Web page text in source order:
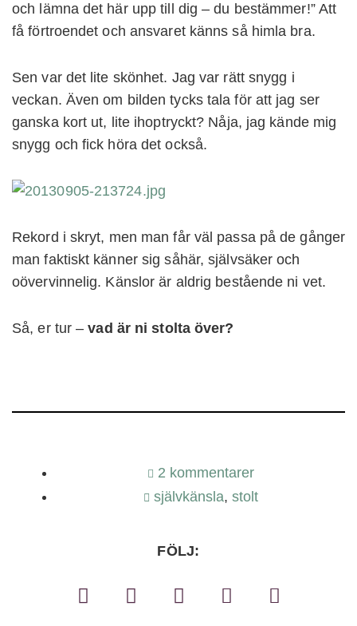
och lämna det här upp till dig – du bestämmer!” Att
få förtroendet och ansvaret känns så himla bra.
Sen var det lite skönhet. Jag var rätt snygg i
veckan. Även om bilden tycks tala för att jag ser
ganska kort ut, lite ihoptryckt? Nåja, jag kände mig
snygg och fick höra det också.
Rekord i skryt, men man får väl passa på de gånger
man faktiskt känner sig såhär, självsäker och
oövervinnelig. Känslor är aldrig bestående ni vet.
Så, er tur –vad är ni stolta över?
2 kommentarer
självkänsla, stolt
FÖLJ: